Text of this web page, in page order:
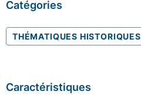
Catégories
THÉMATIQUES HISTORIQUES
Caractéristiques